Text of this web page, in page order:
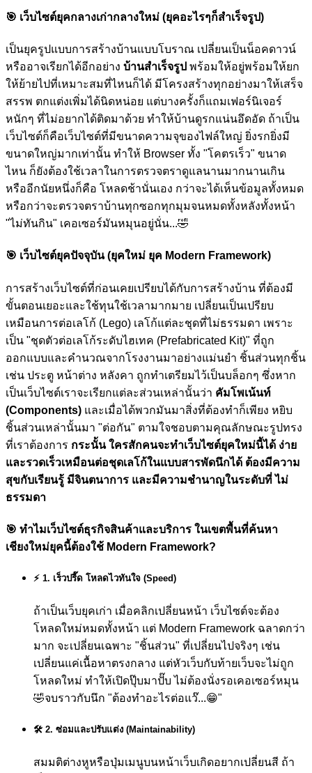
🎯 เว็บไซต์ยุคกลางเก่ากลางใหม่ (ยุคอะไรๆก็สำเร็จรูป)
เป็นยุครูปแบบการสร้างบ้านแบบโบราณ เปลี่ยนเป็นน็อคดาวน์
หรืออาจเรียกได้อีกอย่าง บ้านสำเร็จรูป พร้อมให้อยู่พร้อมให้ยก
ให้ย้ายไปที่เหมาะสมที่ไหนก็ได้ มีโครงสร้างทุกอย่างมาให้เสร็จ
สรรพ ตกแต่งเพิ่มได้นิดหน่อย แต่บางครั้งก็แถมเฟอร์นิเจอร์
หนักๆ ที่ไม่อยากได้ติดมาด้วย ทำให้บ้านดูรกแน่นอึดอัด ถ้าเป็น
เว็บไซต์ก็คือเว็บไซต์ที่มีขนาดความจุของไฟล์ใหญ่ ยิ่งรกยิ่งมี
ขนาดใหญ่มากเท่านั้น ทำให้ Browser ทั้ง "โคตรเร็ว" ขนาด
ไหน ก็ยังต้องใช้เวลาในการตรวจตราดูแลนานมากนานเกิน
หรืออีกนัยหนึ่งก็คือ โหลดช้านั่นเอง กว่าจะได้เห็นข้อมูลทั้งหมด
หรือกว่าจะตรวจตราบ้านทุกซอกทุกมุมจนหมดทั้งหลังทั้งหน้า
"ไม่ทันกิน" เคอเซอร์มันหมุนอยู่นั่น...🤣
🎯 เว็บไซต์ยุคปัจจุบัน (ยุคใหม่ ยุค Modern Framework)
การสร้างเว็บไซต์ที่ก่อนเคยเปรียบได้กับการสร้างบ้าน ที่ต้องมี
ขั้นตอนเยอะและใช้ทุนใช้เวลามากมาย เปลี่ยนเป็นเปรียบ
เหมือนการต่อเลโก้ (Lego) เลโก้แต่ละชุดที่ไม่ธรรมดา เพราะ
เป็น "ชุดตัวต่อเลโก้ระดับไฮเทค (Prefabricated Kit)" ที่ถูก
ออกแบบและคำนวณจากโรงงานมาอย่างแม่นยำ ชิ้นส่วนทุกชิ้น
เช่น ประตู หน้าต่าง หลังคา ถูกทำเตรียมไว้เป็นบล็อกๆ ซึ่งหาก
เป็นเว็บไซต์เราจะเรียกแต่ละส่วนเหล่านั้นว่า คัมโพเน้นท์
(Components) และเมื่อได้พวกมันมาสิ่งที่ต้องทำก็เพียง หยิบ
ชิ้นส่วนเหล่านั้นมา "ต่อกัน" ตามใจชอบตามคุณลักษณะรูปทรง
ที่เราต้องการ กระนั้น ใครสักคนจะทำเว็บไซต์ยุคใหม่นี้ได้ ง่าย
และรวดเร็วเหมือนต่อชุดเลโก้ในแบบสารพัดนึกได้ ต้องมีความ
สุขกับเรียนรู้ มีจินตนาการ และมีความชำนาญในระดับที่ ไม่
ธรรมดา
🎯 ทำไมเว็บไซต์ธุรกิจสินค้าและบริการ ในเขตพื้นที่ค้นหา
เชียงใหม่ยุคนี้ต้องใช้ Modern Framework?
⚡ 1. เร็วปรี๊ด โหลดไวทันใจ (Speed)
ถ้าเป็นเว็บยุคเก่า เมื่อคลิกเปลี่ยนหน้า เว็บไซต์จะต้อง
โหลดใหม่หมดทั้งหน้า แต่ Modern Framework ฉลาดกว่า
มาก จะเปลี่ยนเฉพาะ "ชิ้นส่วน" ที่เปลี่ยนไปจริงๆ เช่น
เปลี่ยนแค่เนื้อหาตรงกลาง แต่หัวเว็บกับท้ายเว็บจะไม่ถูก
โหลดใหม่ ทำให้เปิดปุ๊บมาปั๊บ ไม่ต้องนั่งรอเคอเซอร์หมุน
🤣จบราวกับนึก "ต้องทำอะไรต่อแว๊...😁"
🛠️ 2. ซ่อมและปรับแต่ง (Maintainability)
สมมติต่างหูหรือปุ่มเมนูบนหน้าเว็บเกิดอยากเปลี่ยนสี ถ้า